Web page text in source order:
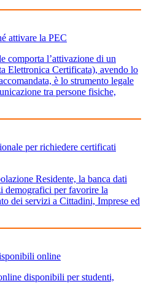
attivare la PEC
comporta l’attivazione di un
Elettronica Certificata), avendo lo
è lo strumento legale
tra persone fisiche,
per richiedere certificati
Residente, la banca dati
demografici per favorire la
dei servizi a Cittadini, Imprese ed
online
disponibili per studenti,